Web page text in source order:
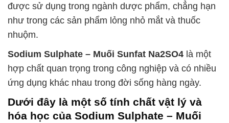
được sử dụng trong ngành dược phẩm, chẳng hạn
như trong các sản phẩm lỏng nhỏ mắt và thuốc
nhuộm.
Sodium Sulphate – Muối Sunfat Na2SO4 là một
hợp chất quan trọng trong công nghiệp và có nhiều
ứng dụng khác nhau trong đời sống hàng ngày.
Dưới đây là một số tính chất vật lý và
hóa học của Sodium Sulphate – Muối